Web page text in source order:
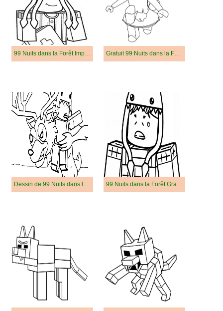
99 Nuits dans la Forêt Imprimable Gratuit Pour les Enfants Gratuit 99 Nuits dans la Forêt Pour les Enfants
Dessin de 99 Nuits dans la Forêt 99 Nuits dans la Forêt Gratuit Pour les Enfants